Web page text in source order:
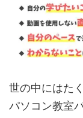
世の中にはた
パソコン教室